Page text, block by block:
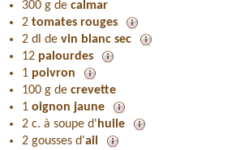
300 g de calmar
2 tomates rouges
2 dl de vin blanc sec
12 palourdes
1 poivron
100 g de crevette
1 oignon jaune
2 c. à soupe d' huile
2 gousses d'ail